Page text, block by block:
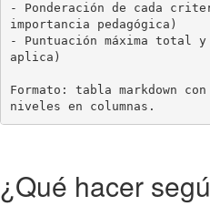
- Ponderación de cada
importancia pedagógica)
- Puntuación máxima total
aplica)
Formato: tabla markdown
niveles en columnas.
¿Qué hacer